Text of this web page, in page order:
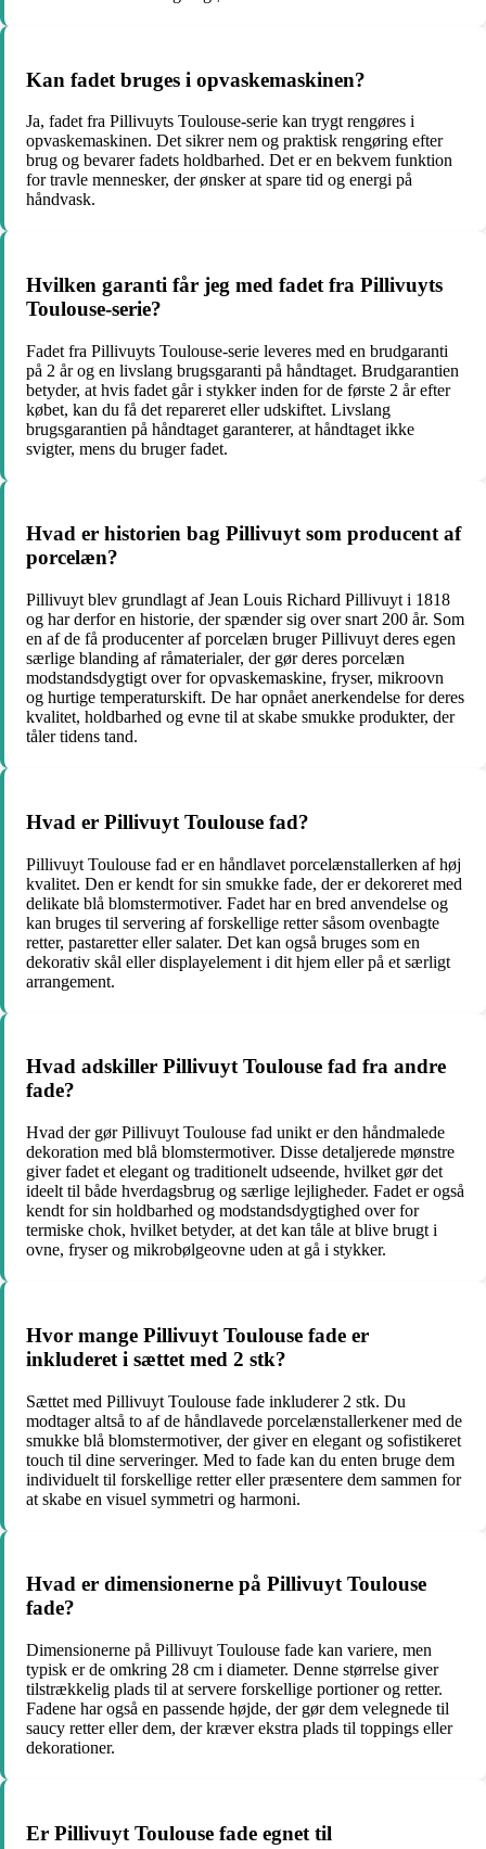
Kan fadet bruges i opvaskemaskinen?
Ja, fadet fra Pillivuyts Toulouse-serie kan trygt rengøres i
opvaskemaskinen. Det sikrer nem og praktisk rengøring efter
brug og bevarer fadets holdbarhed. Det er en bekvem funktion
for travle mennesker, der ønsker at spare tid og energi på
håndvask.
Hvilken garanti får jeg med fadet fra Pillivuyts
Toulouse-serie?
Fadet fra Pillivuyts Toulouse-serie leveres med en brudgaranti
på 2 år og en livslang brugsgaranti på håndtaget. Brudgarantien
betyder, at hvis fadet går i stykker inden for de første 2 år efter
købet, kan du få det repareret eller udskiftet. Livslang
brugsgarantien på håndtaget garanterer, at håndtaget ikke
svigter, mens du bruger fadet.
Hvad er historien bag Pillivuyt som producent af
porcelæn?
Pillivuyt blev grundlagt af Jean Louis Richard Pillivuyt i 1818
og har derfor en historie, der spænder sig over snart 200 år. Som
en af de få producenter af porcelæn bruger Pillivuyt deres egen
særlige blanding af råmaterialer, der gør deres porcelæn
modstandsdygtigt over for opvaskemaskine, fryser, mikroovn
og hurtige temperaturskift. De har opnået anerkendelse for deres
kvalitet, holdbarhed og evne til at skabe smukke produkter, der
tåler tidens tand.
Hvad er Pillivuyt Toulouse fad?
Pillivuyt Toulouse fad er en håndlavet porcelænstallerken af ​​høj
kvalitet. Den er kendt for sin smukke fade, der er dekoreret med
delikate blå blomstermotiver. Fadet har en bred anvendelse og
kan bruges til servering af forskellige retter såsom ovenbagte
retter, pastaretter eller salater. Det kan også bruges som en
dekorativ skål eller displayelement i dit hjem eller på et særligt
arrangement.
Hvad adskiller Pillivuyt Toulouse fad fra andre
fade?
Hvad der gør Pillivuyt Toulouse fad unikt er den håndmalede
dekoration med blå blomstermotiver. Disse detaljerede mønstre
giver fadet et elegant og traditionelt udseende, hvilket gør det
ideelt til både hverdagsbrug og særlige lejligheder. Fadet er også
kendt for sin holdbarhed og modstandsdygtighed over for
termiske chok, hvilket betyder, at det kan tåle at blive brugt i
ovne, fryser og mikrobølgeovne uden at gå i stykker.
Hvor mange Pillivuyt Toulouse fade er
inkluderet i sættet med 2 stk?
Sættet med Pillivuyt Toulouse fade inkluderer 2 stk. Du
modtager altså to af de håndlavede porcelænstallerkener med de
smukke blå blomstermotiver, der giver en elegant og sofistikeret
touch til dine serveringer. Med to fade kan du enten bruge dem
individuelt til forskellige retter eller præsentere dem sammen for
at skabe en visuel symmetri og harmoni.
Hvad er dimensionerne på Pillivuyt Toulouse
fade?
Dimensionerne på Pillivuyt Toulouse fade kan variere, men
typisk er de omkring 28 cm i diameter. Denne størrelse giver
tilstrækkelig plads til at servere forskellige portioner og retter.
Fadene har også en passende højde, der gør dem velegnede til
saucy retter eller dem, der kræver ekstra plads til toppings eller
dekorationer.
Er Pillivuyt Toulouse fade egnet til